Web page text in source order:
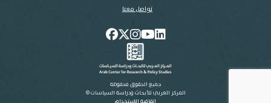
تواصل معنا
جميع الحقوق محفوظة
المركز العربي للأبحاث ودراسة السياسات ©